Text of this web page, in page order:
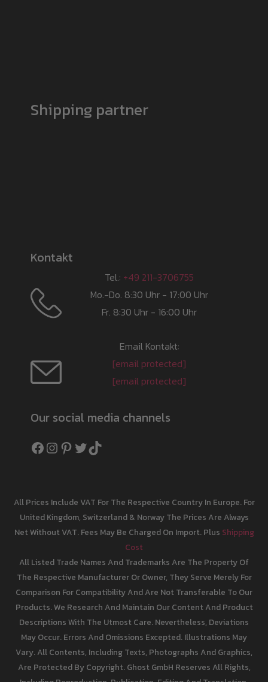
Shipping partner
Kontakt
Tel.: +49 211-3706755
Mo.-Do. 8:30 Uhr - 17:00 Uhr
Fr. 8:30 Uhr - 16:00 Uhr
Email Kontakt:
[email protected]
[email protected]
Our social media channels
Facebook
Instagram
Pinterest
Twitter
TikTok
All Prices Include VAT For The Respective Country In Europe. For
United Kingdom, Switzerland & Norway The Prices Are Always
Net Without VAT. Fees May Be Charged On Import. Plus Shipping
Cost
All Listed Trade Names And Trademarks Are The Property Of
The Respective Manufacturer Or Owner, They Serve Merely For
Comparison For Compatibility And Are Not Transferable To Our
Products. We Research And Maintain Our Content And Product
Descriptions With The Utmost Care. Nevertheless, Deviations
May Occur. Errors And Omissions Excepted. Illustrations May
Vary. All Contents, Including Texts, Photographs And Graphics,
Are Protected By Copyright. Ghost GmbH Reserves All Rights,